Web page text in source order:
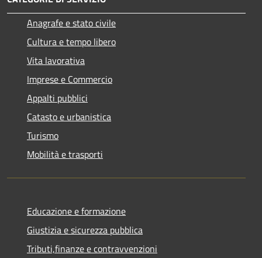
Anagrafe e stato civile
Cultura e tempo libero
Vita lavorativa
Imprese e Commercio
Appalti pubblici
Catasto e urbanistica
Turismo
Mobilità e trasporti
Educazione e formazione
Giustizia e sicurezza pubblica
Tributi,finanze e contravvenzioni